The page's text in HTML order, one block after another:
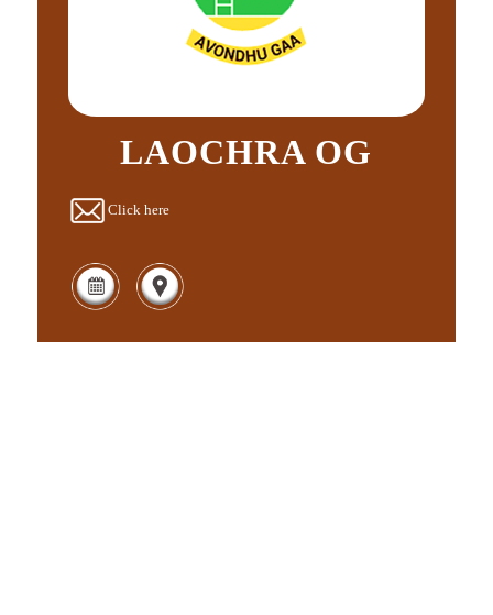
LAOCHRA OG
Click here